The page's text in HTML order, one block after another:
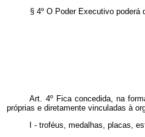
§ 4º O Poder Executivo
Art. 4º Fica concedida, na
próprias e diretamente vinculadas à
I - troféus, medalhas, placas,